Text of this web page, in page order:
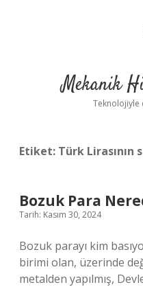
Mekanik
Teknolojiyle
Etiket: Türk Lirasının
Bozuk Para
Tarih: Kasım 30, 2024
Bozuk parayı kim
birimi olan, üzerinde
metalden yapılmış,